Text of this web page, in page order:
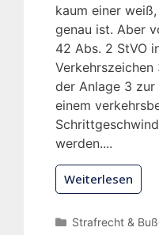
kaum einer
genau ist. Aber
42 Abs. 2 StVO
der Anlage 3
einem
werden....
Weiterlesen
Strafrecht &